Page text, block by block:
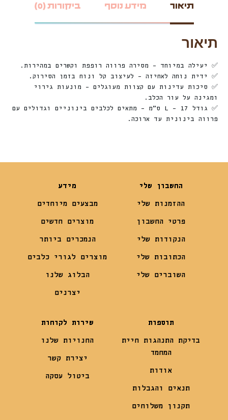
תיאור מידע נוסף ביקורות (0)
תיאור
✅ יעילה במיוחד – מסירה פרווה רופפת וקשרים במהירות.
✅ ידית נוחה לאחיזה – לעיצוב קל ונוח בזמן הסירוק.
✅ סיכות עדינות עם קצוות מעוגלים – מונעות גירוי
ומגינה על עור הכלב.
✅ גודל L – 17 ס”מ – מתאים לכלבים בינוניים וגדולים עם
פרווה בינונית עד ארוכה.
החשבון שלי
ההזמנות שלי
פרטי החשבון
הנקודות שלי
הכתובות שלי
השוברים שלי
מידע
מבצעים מיוחדים
מוצרים חדשים
הנמכרים ביותר
מוצרים לגורי כלבים
הבלוג שלנו
יצרנים
תוספות
בדיקת התנהגות חיית
המחמד
אודות
תנאים והגבלות
תקנון משלוחים
שירות לקוחות
החנויות שלנו
יצירת קשר
ביטול עסקה